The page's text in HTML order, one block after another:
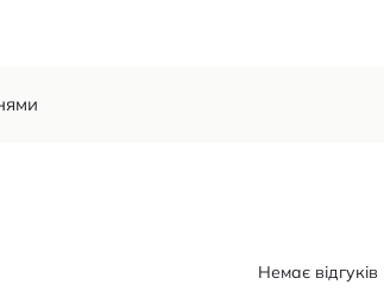
Немає відгуків